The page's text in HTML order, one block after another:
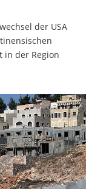
der USA
in der Region